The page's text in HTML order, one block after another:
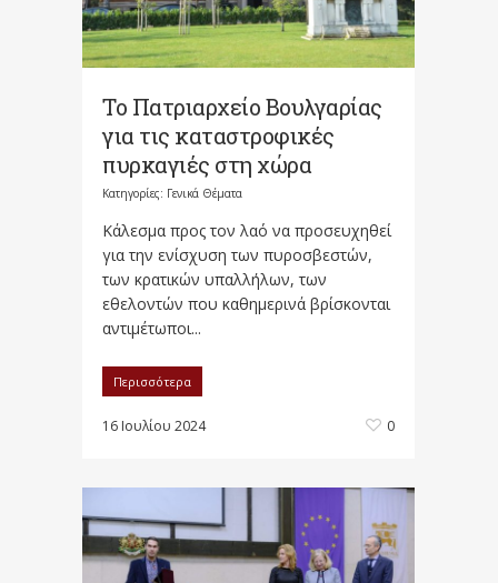
Το Πατριαρχείο Βουλγαρίας
για τις καταστροφικές
πυρκαγιές στη χώρα
Κατηγορίες: Γενικά Θέματα
Κάλεσμα προς τον λαό να προσευχηθεί
για την ενίσχυση των πυροσβεστών,
των κρατικών υπαλλήλων, των
εθελοντών που καθημερινά βρίσκονται
αντιμέτωποι...
Περισσότερα
16 Ιουλίου 2024 0